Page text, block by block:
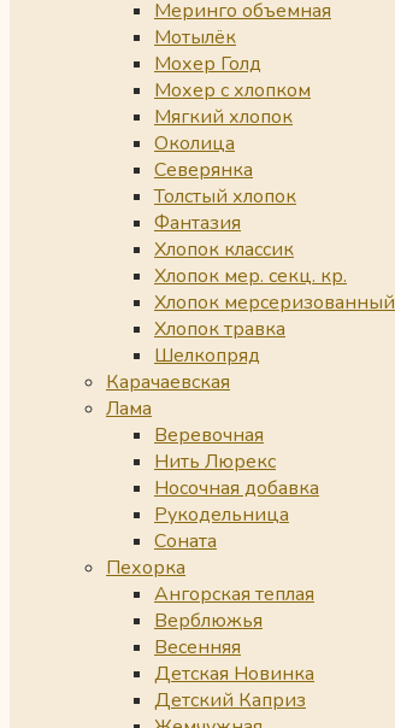
Меринго объемная
Мотылёк
Мохер Голд
Мохер с хлопком
Мягкий хлопок
Околица
Северянка
Толстый хлопок
Фантазия
Хлопок классик
Хлопок мер. секц. кр.
Хлопок мерсеризованный
Хлопок травка
Шелкопряд
Карачаевская
Лама
Веревочная
Нить Люрекс
Носочная добавка
Рукодельница
Соната
Пехорка
Ангорская теплая
Верблюжья
Весенняя
Детская Новинка
Детский Каприз